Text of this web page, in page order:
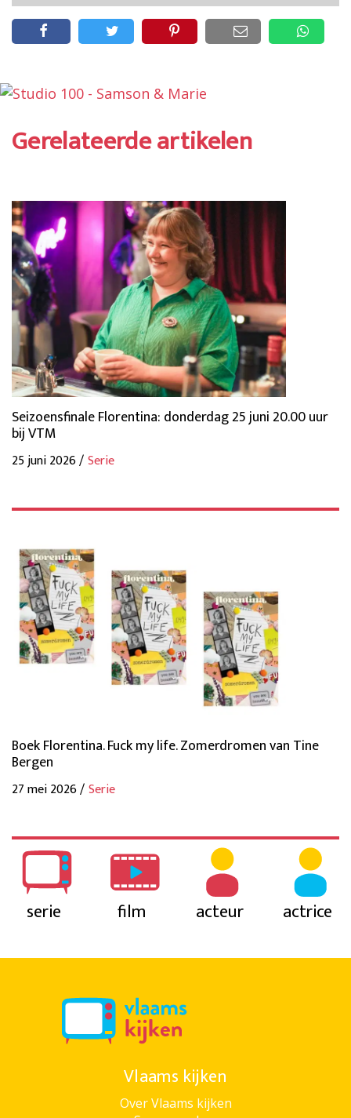
Gerelateerde artikelen
Seizoensfinale Florentina: donderdag 25 juni 20.00 uur
bij VTM
25 juni 2026 /Serie
Boek Florentina. Fuck my life. Zomerdromen van Tine
Bergen
27 mei 2026 /Serie
serie film acteur actrice
Vlaams kijken
Over Vlaams kijken